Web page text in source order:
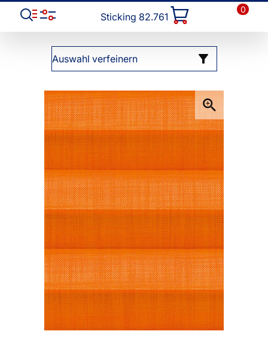
Sticking 82.761
0
Auswahl verfeinern